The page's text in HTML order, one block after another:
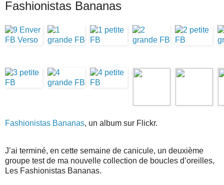
Fashionistas Bananas
Fashionistas Bananas, un album sur Flickr.
J’ai terminé, en cette semaine de canicule, un deuxième
groupe test de ma nouvelle collection de boucles d’oreilles,
Les Fashionistas Bananas.